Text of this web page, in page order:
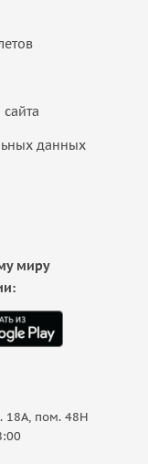
данных
18A, пом. 48Н
миру